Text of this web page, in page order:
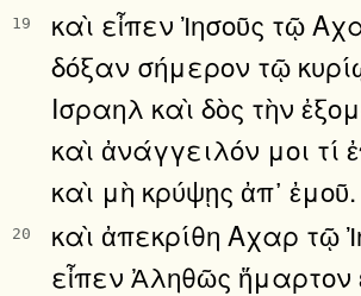
19
καὶ εἶπεν Ἰησοῦς τῷ
δόξαν σήμερον τῷ
Ισραηλ καὶ δὸς τὴν
καὶ ἀνάγγειλόν μοι τί
καὶ μὴ κρύψῃς ἀπ᾿ ἐμοῦ.
20
καὶ ἀπεκρίθη Αχαρ τῷ
εἶπεν Ἀληθῶς ἥμαρτον